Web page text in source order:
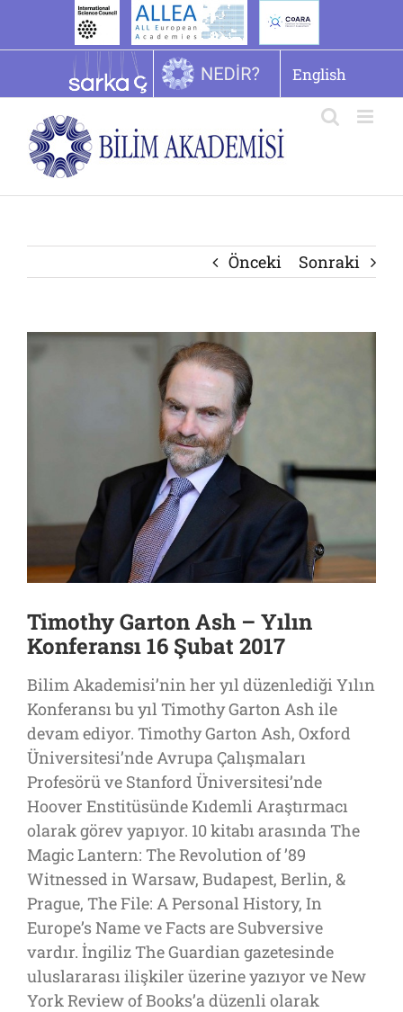
English
Önceki Sonraki
Timothy Garton Ash – Yılın
Konferansı 16 Şubat 2017
Bilim Akademisi’nin her yıl düzenlediği Yılın
Konferansı bu yıl Timothy Garton Ash ile
devam ediyor. Timothy Garton Ash, Oxford
Üniversitesi’nde Avrupa Çalışmaları
Profesörü ve Stanford Üniversitesi’nde
Hoover Enstitüsünde Kıdemli Araştırmacı
olarak görev yapıyor. 10 kitabı arasında The
Magic Lantern: The Revolution of ’89
Witnessed in Warsaw, Budapest, Berlin, &
Prague, The File: A Personal History, In
Europe’s Name ve Facts are Subversive
vardır. İngiliz The Guardian gazetesinde
uluslararası ilişkiler üzerine yazıyor ve New
York Review of Books’a düzenli olarak